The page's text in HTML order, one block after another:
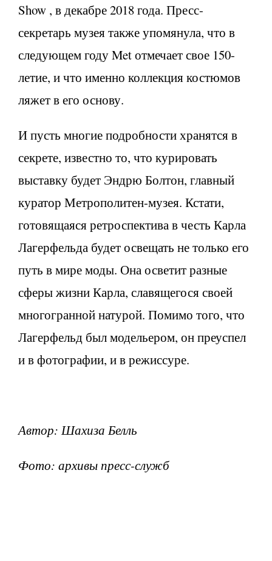
Show , в декабре 2018 года. Пресс-
секретарь музея также упомянула, что в
следующем году Met отмечает свое 150-
летие, и что именно коллекция костюмов
ляжет в его основу.
И пусть многие подробности хранятся в
секрете, известно то, что курировать
выставку будет Эндрю Болтон, главный
куратор Метрополитен-музея. Кстати,
готовящаяся ретроспектива в честь Карла
Лагерфельда будет освещать не только его
путь в мире моды. Она осветит разные
сферы жизни Карла, славящегося своей
многогранной натурой. Помимо того, что
Лагерфельд был модельером, он преуспел
и в фотографии, и в режиссуре.
Автор: Шахиза Белль
Фото: архивы пресс-служб